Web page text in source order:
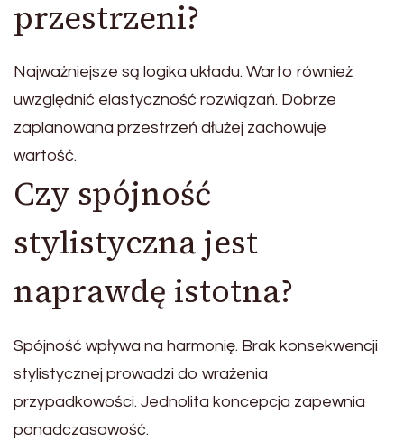
przestrzeni?
Najważniejsze są logika układu. Warto również
uwzględnić elastyczność rozwiązań. Dobrze
zaplanowana przestrzeń dłużej zachowuje
wartość.
Czy spójność
stylistyczna jest
naprawdę istotna?
Spójność wpływa na harmonię. Brak konsekwencji
stylistycznej prowadzi do wrażenia
przypadkowości. Jednolita koncepcja zapewnia
ponadczasowość.